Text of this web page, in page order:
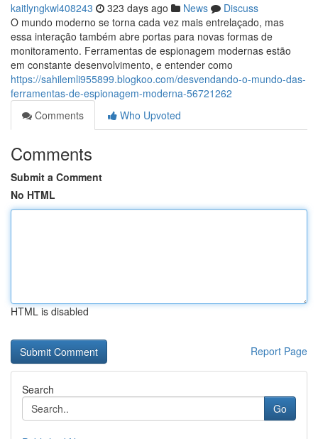
kaitlyngkwl408243 323 days ago News
Discuss
O mundo moderno se torna cada vez mais entrelaçado, mas
essa interação também abre portas para novas formas de
monitoramento. Ferramentas de espionagem modernas estão
em constante desenvolvimento, e entender como
https://sahilemli955899.blogkoo.com/desvendando-o-mundo-das-
ferramentas-de-espionagem-moderna-56721262
Comments
Who Upvoted
Comments
Submit a Comment
No HTML
HTML is disabled
Report Page
Search
Go